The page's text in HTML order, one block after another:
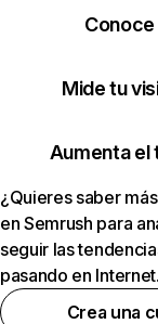
Mide tu
Aumenta el
¿Quieres saber
en Semrush para
seguir las
pasando en Internet.
Crea una